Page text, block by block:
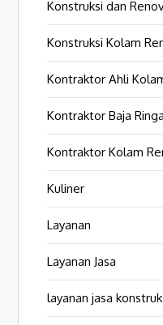
Konstruksi dan
Konstruksi Kolam
Kontraktor Ahli
Kontraktor Baja
Kontraktor Kolam
Kuliner
Layanan
Layanan Jasa
layanan jasa